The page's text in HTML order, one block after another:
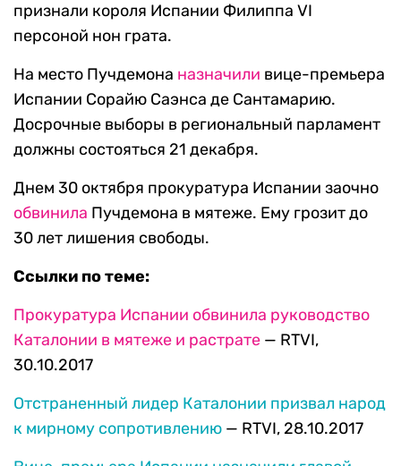
признали короля Испании Филиппа VI
персоной нон грата.
На место Пучдемона назначили вице-премьера
Испании Сорайю Саэнса де Сантамарию.
Досрочные выборы в региональный парламент
должны состояться 21 декабря.
Днем 30 октября прокуратура Испании заочно
обвинила Пучдемона в мятеже. Ему грозит до
30 лет лишения свободы.
Ссылки по теме:
Прокуратура Испании обвинила руководство
Каталонии в мятеже и растрате — RTVI,
30.10.2017
Отстраненный лидер Каталонии призвал народ
к мирному сопротивлению — RTVI, 28.10.2017